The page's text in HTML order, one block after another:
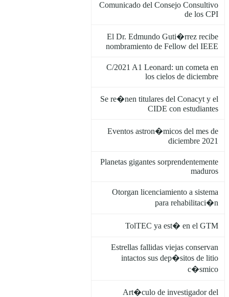
Comunicado del Consejo Consultivo
de los CPI
El Dr. Edmundo Guti�rrez recibe
nombramiento de Fellow del IEEE
C/2021 A1 Leonard: un cometa en
los cielos de diciembre
Se re�nen titulares del Conacyt y el
CIDE con estudiantes
Eventos astron�micos del mes de
diciembre 2021
Planetas gigantes sorprendentemente
maduros
Otorgan licenciamiento a sistema
para rehabilitaci�n
TolTEC ya est� en el GTM
Estrellas fallidas viejas conservan
intactos sus dep�sitos de litio
c�smico
Art�culo de investigador del